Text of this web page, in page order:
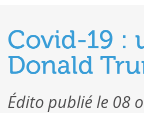
Covid-19 :
Donald
Édito publié le 08